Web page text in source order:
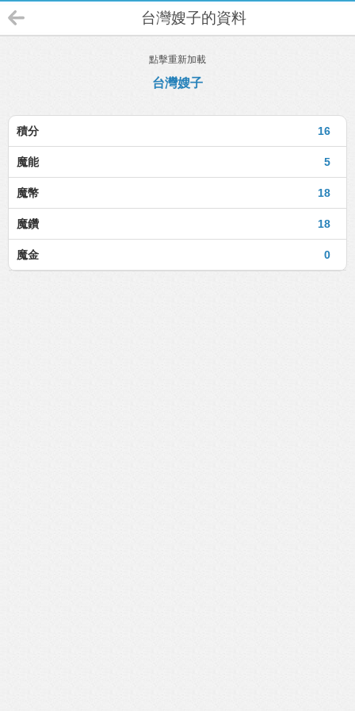
台灣嫂子的資料
點擊重新加載
台灣嫂子
16
積分
5
魔能
18
魔幣
18
魔鑽
0
魔金